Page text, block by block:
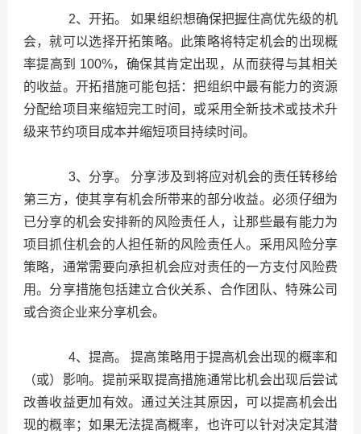
2、开拓。
如果组织想确保把握住高优先级的机
会，就可以选择开拓策略。此策略将特定机会的出现概
率提高到 100%，确保其肯定出现，从而获得与其相关
的收益。开拓措施可能包括：把组织中最有能力的资源
分配给项目来缩短完工时间，或采用全新技术或技术升
级来节约项目成本并缩短项目持续时间。
3、分享。
分享涉及到将应对机会的责任转移给
第三方，使其享有机会所带来的部分收益。必须仔细为
已分享的机会安排新的风险责任人，让那些最有能力为
项目抓住机会的人担任新的风险责任人。采用风险分享
策略，通常需要向承担机会应对责任的一方支付风险费
用。分享措施包括建立合伙关系、合作团队、特殊公司
或合资企业来分享机会。
4、提高。
提高策略用于提高机会出现的概率和
（或）影响。提前采取提高措施通常比机会出现后尝试
改善收益更加有效。通过关注其原因，可以提高机会出
现的概率；如果无法提高概率，也许可以针对决定其潜